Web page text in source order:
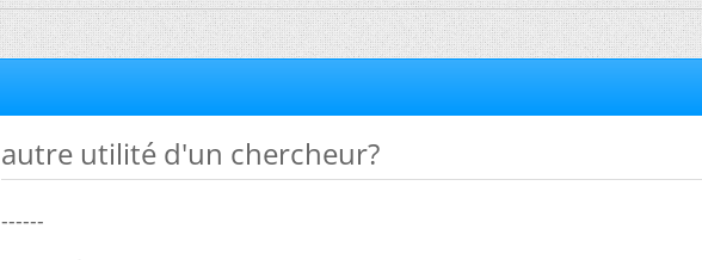
autre utilité d'un chercheur?
------